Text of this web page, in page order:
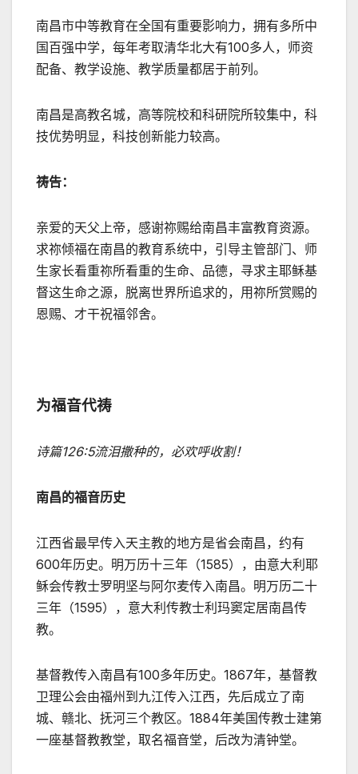
南昌市中等教育在全国有重要影响力，拥有多所中
国百强中学，每年考取清华北大有100多人，师资
配备、教学设施、教学质量都居于前列。
南昌是高教名城，高等院校和科研院所较集中，科
技优势明显，科技创新能力较高。
祷告：
亲爱的天父上帝，感谢祢赐给南昌丰富教育资源。
求祢倾福在南昌的教育系统中，引导主管部门、师
生家长看重祢所看重的生命、品德，寻求主耶稣基
督这生命之源，脱离世界所追求的，用祢所赏赐的
恩赐、才干祝福邻舍。
为福音代祷
诗篇126:5流泪撒种的，必欢呼收割！
南昌的福音历史
江西省最早传入天主教的地方是省会南昌，约有
600年历史。明万历十三年（1585），由意大利耶
稣会传教士罗明坚与阿尔麦传入南昌。明万历二十
三年（1595），意大利传教士利玛窦定居南昌传
教。
基督教传入南昌有100多年历史。1867年，基督教
卫理公会由福州到九江传入江西，先后成立了南
城、赣北、抚河三个教区。1884年美国传教士建第
一座基督教教堂，取名福音堂，后改为清钟堂。